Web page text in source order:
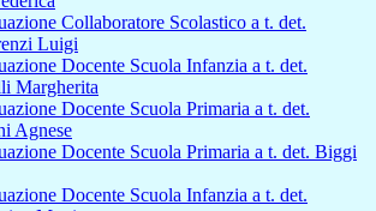
Collaboratore Scolastico a t. det.
Luigi
Docente Scuola Infanzia a t. det.
Margherita
Docente Scuola Primaria a t. det.
Agnese
Docente Scuola Primaria a t. det. Biggi
Docente Scuola Infanzia a t. det.